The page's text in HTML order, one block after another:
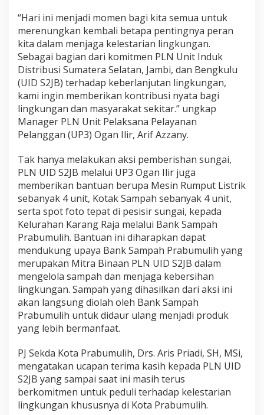
L
K
u
m
p
u
l
k
a
n
5
T
o
n
S
a
m
p
a
h
O
r
g
a
n
i
k
d
n
n
o
r
a
n
“Hari ini menjadi momen bagi kita semua untuk
merenungkan kembali betapa pentingnya peran
kita dalam menjaga kelestarian lingkungan.
Sebagai bagian dari komitmen PLN Unit Induk
Distribusi Sumatera Selatan, Jambi, dan Bengkulu
(UID S2JB) terhadap keberlanjutan lingkungan,
kami ingin memberikan kontribusi nyata bagi
lingkungan dan masyarakat sekitar.” ungkap
Manager PLN Unit Pelaksana Pelayanan
Pelanggan (UP3) Ogan Ilir, Arif Azzany.
Tak hanya melakukan aksi pemberishan sungai,
PLN UID S2JB melalui UP3 Ogan Ilir juga
memberikan bantuan berupa Mesin Rumput Listrik
sebanyak 4 unit, Kotak Sampah sebanyak 4 unit,
serta spot foto tepat di pesisir sungai, kepada
Kelurahan Karang Raja melalui Bank Sampah
Prabumulih. Bantuan ini diharapkan dapat
mendukung upaya Bank Sampah Prabumulih yang
merupakan Mitra Binaan PLN UID S2JB dalam
mengelola sampah dan menjaga kebersihan
lingkungan. Sampah yang dihasilkan dari aksi ini
akan langsung diolah oleh Bank Sampah
Prabumulih untuk didaur ulang menjadi produk
yang lebih bermanfaat.
PJ Sekda Kota Prabumulih, Drs. Aris Priadi, SH, MSi,
mengatakan ucapan terima kasih kepada PLN UID
S2JB yang sampai saat ini masih terus
berkomitmen untuk peduli terhadap kelestarian
lingkungan khususnya di Kota Prabumulih.